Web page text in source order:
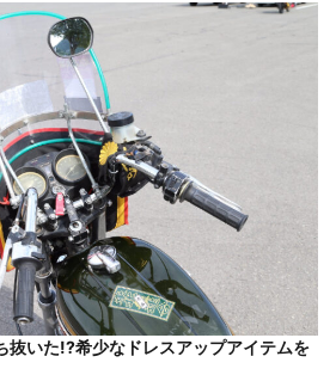
抜いた!?希少なドレスアップアイテムを